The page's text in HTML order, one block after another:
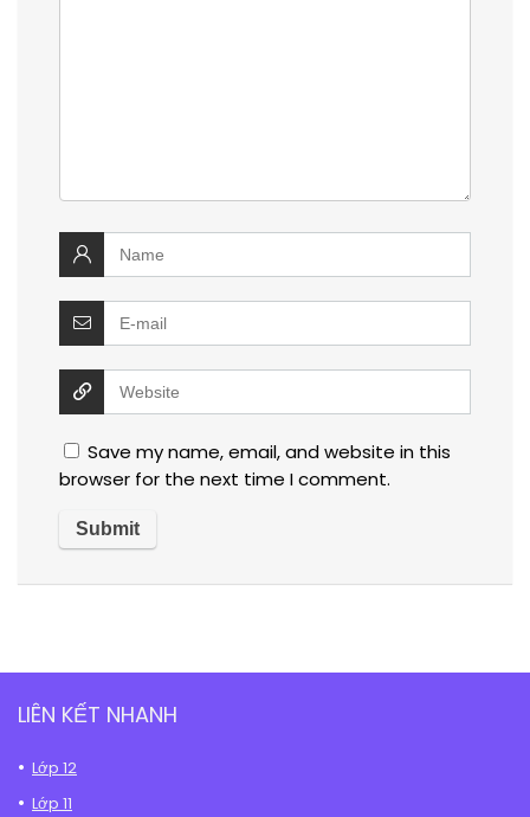
Save my name, email, and website in this
browser for the next time I comment.
LIÊN KẾT NHANH
Lớp 12
Lớp 11